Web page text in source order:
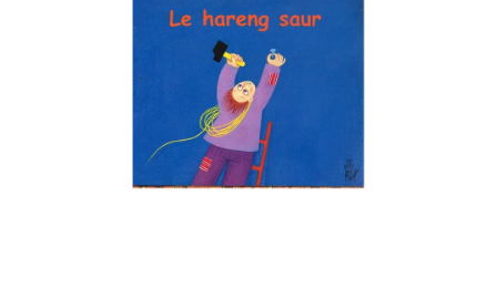
hvězdiček.